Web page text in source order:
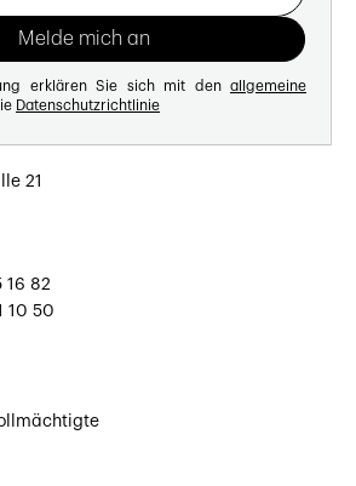
erklären Sie sich mit den allgemeine
Datenschutzrichtlinie
21
16 82
10 50